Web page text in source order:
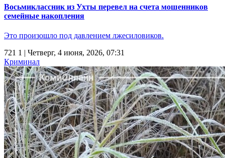
Восьмиклассник из Ухты перевел на счета мошенников
семейные накопления
Это произошло под давлением лжесиловиков.
721 1 | Четверг, 4 июня, 2026, 07:31
Криминал